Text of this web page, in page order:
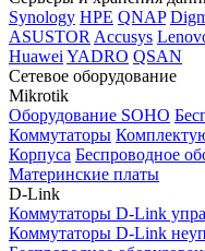
Synology HPE QNAP
ASUSTOR Accusys
Huawei YADRO QSAN
Сетевое оборудование
Mikrotik
Оборудование SOHO
Коммутаторы
Корпуса Беспроводное
Материнские платы
D-Link
Коммутаторы D-Link
Коммутаторы D-Link